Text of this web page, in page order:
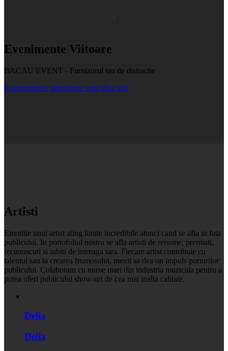
Evenimente Viitoare
BACAU EVENT - Furnizorul tau de distractie
Evenimentele importante sunt doar aici
Artisti
Emotiile unui artist ating limite incredibile atunci cand se afla in fata
publicului. In portofoliul nostru se afla artisti de renume, premiati,
recunoscuti si iubiti de intreaga tara. Fiecare artist contribuie cu
talentul sau la crearea frumosului, menit sa dea un impuls pornirilor
publicului. Colaboram cu nume mari din industria muzicala pentru a
putea oferi publicului show-uri de cea mai inalta calitate.
Delia
Delia